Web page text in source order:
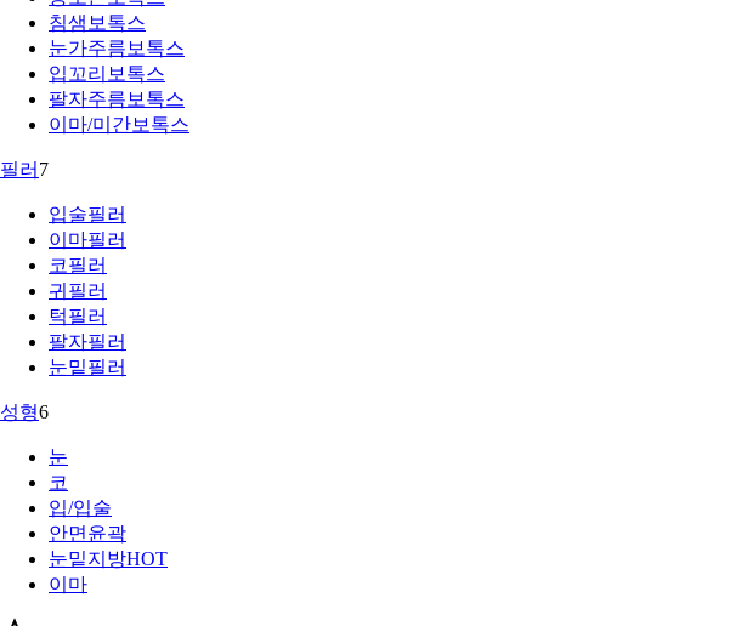
침샘보톡스
눈가주름보톡스
입꼬리보톡스
팔자주름보톡스
이마/미간보톡스
필러 7
입술필러
이마필러
코필러
귀필러
턱필러
팔자필러
눈밑필러
성형6
눈
코
입/입술
안면윤곽
눈밑지방HOT
이마